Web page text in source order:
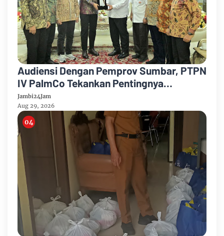
Audiensi Dengan Pemprov Sumbar, PTPN
IV PalmCo Tekankan Pentingnya
Harmonisasi Operasional Kebun
Jambi24Jam
Aug 29, 2026